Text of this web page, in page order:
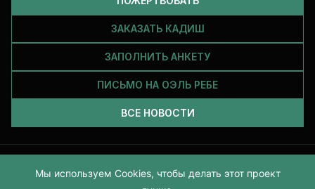
ЗАКАЗАТЬ КАДИШ
ЗАПОЛНИТЬ АНКЕТУ
ПИСЬМО НА ОЭЛЬ РЕБЕ
ВСЕ НОВОСТИ
Все права защищены и принадлежат Еврейской общине Днепра.
Мы используем Cookies, чтобы делать этот проект